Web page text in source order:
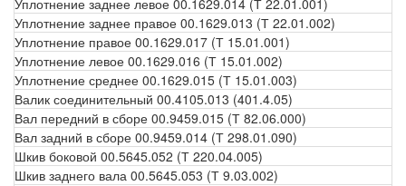
Уплотнение заднее левое 00.1629.014 (Т 22.01.001)
Уплотнение заднее правое 00.1629.013 (Т 22.01.002)
Уплотнение правое 00.1629.017 (Т 15.01.001)
Уплотнение левое 00.1629.016 (Т 15.01.002)
Уплотнение среднее 00.1629.015 (Т 15.01.003)
Валик соединительный 00.4105.013 (401.4.05)
Вал передний в сборе 00.9459.015 (Т 82.06.000)
Вал задний в сборе 00.9459.014 (Т 298.01.090)
Шкив боковой 00.5645.052 (Т 220.04.005)
Шкив заднего вала 00.5645.053 (Т 9.03.002)